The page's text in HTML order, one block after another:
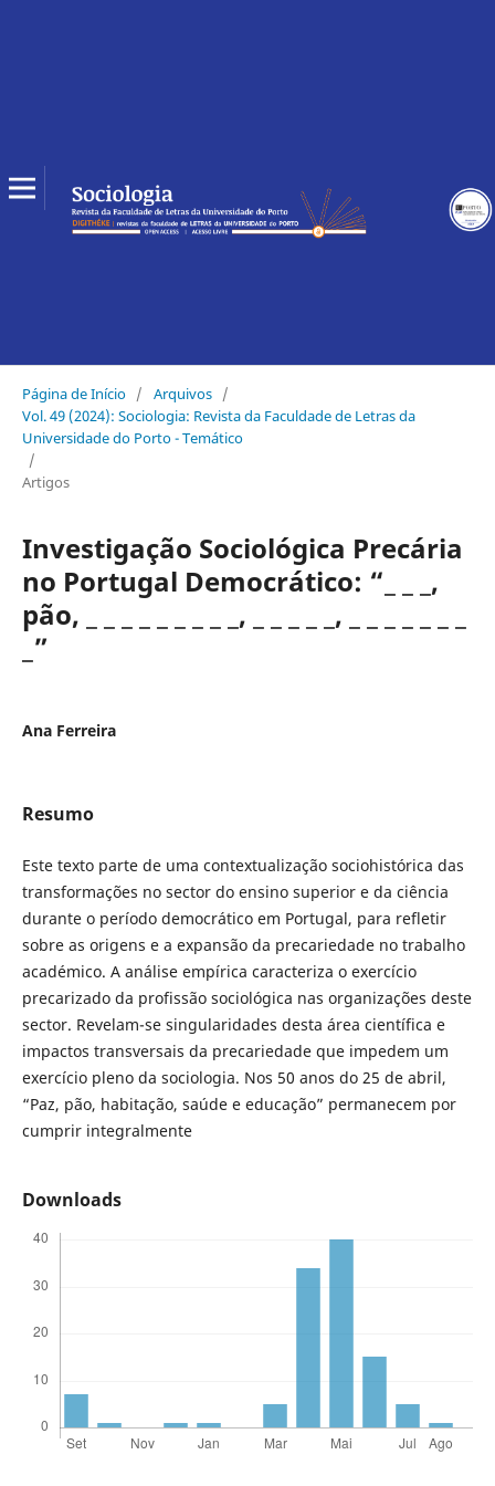
Página de Início / Arquivos /
Vol. 49 (2024): Sociologia: Revista da Faculdade de Letras da
Universidade do Porto - Temático
/
Artigos
Investigação Sociológica Precária
no Portugal Democrático: “_ _ _,
pão, _ _ _ _ _ _ _ _ _, _ _ _ _ _, _ _ _ _ _ _ _
_”
Ana Ferreira
Resumo
Este texto parte de uma contextualização sociohistórica das
transformações no sector do ensino superior e da ciência
durante o período democrático em Portugal, para refletir
sobre as origens e a expansão da precariedade no trabalho
académico. A análise empírica caracteriza o exercício
precarizado da profissão sociológica nas organizações deste
sector. Revelam-se singularidades desta área científica e
impactos transversais da precariedade que impedem um
exercício pleno da sociologia. Nos 50 anos do 25 de abril,
“Paz, pão, habitação, saúde e educação” permanecem por
cumprir integralmente
Downloads